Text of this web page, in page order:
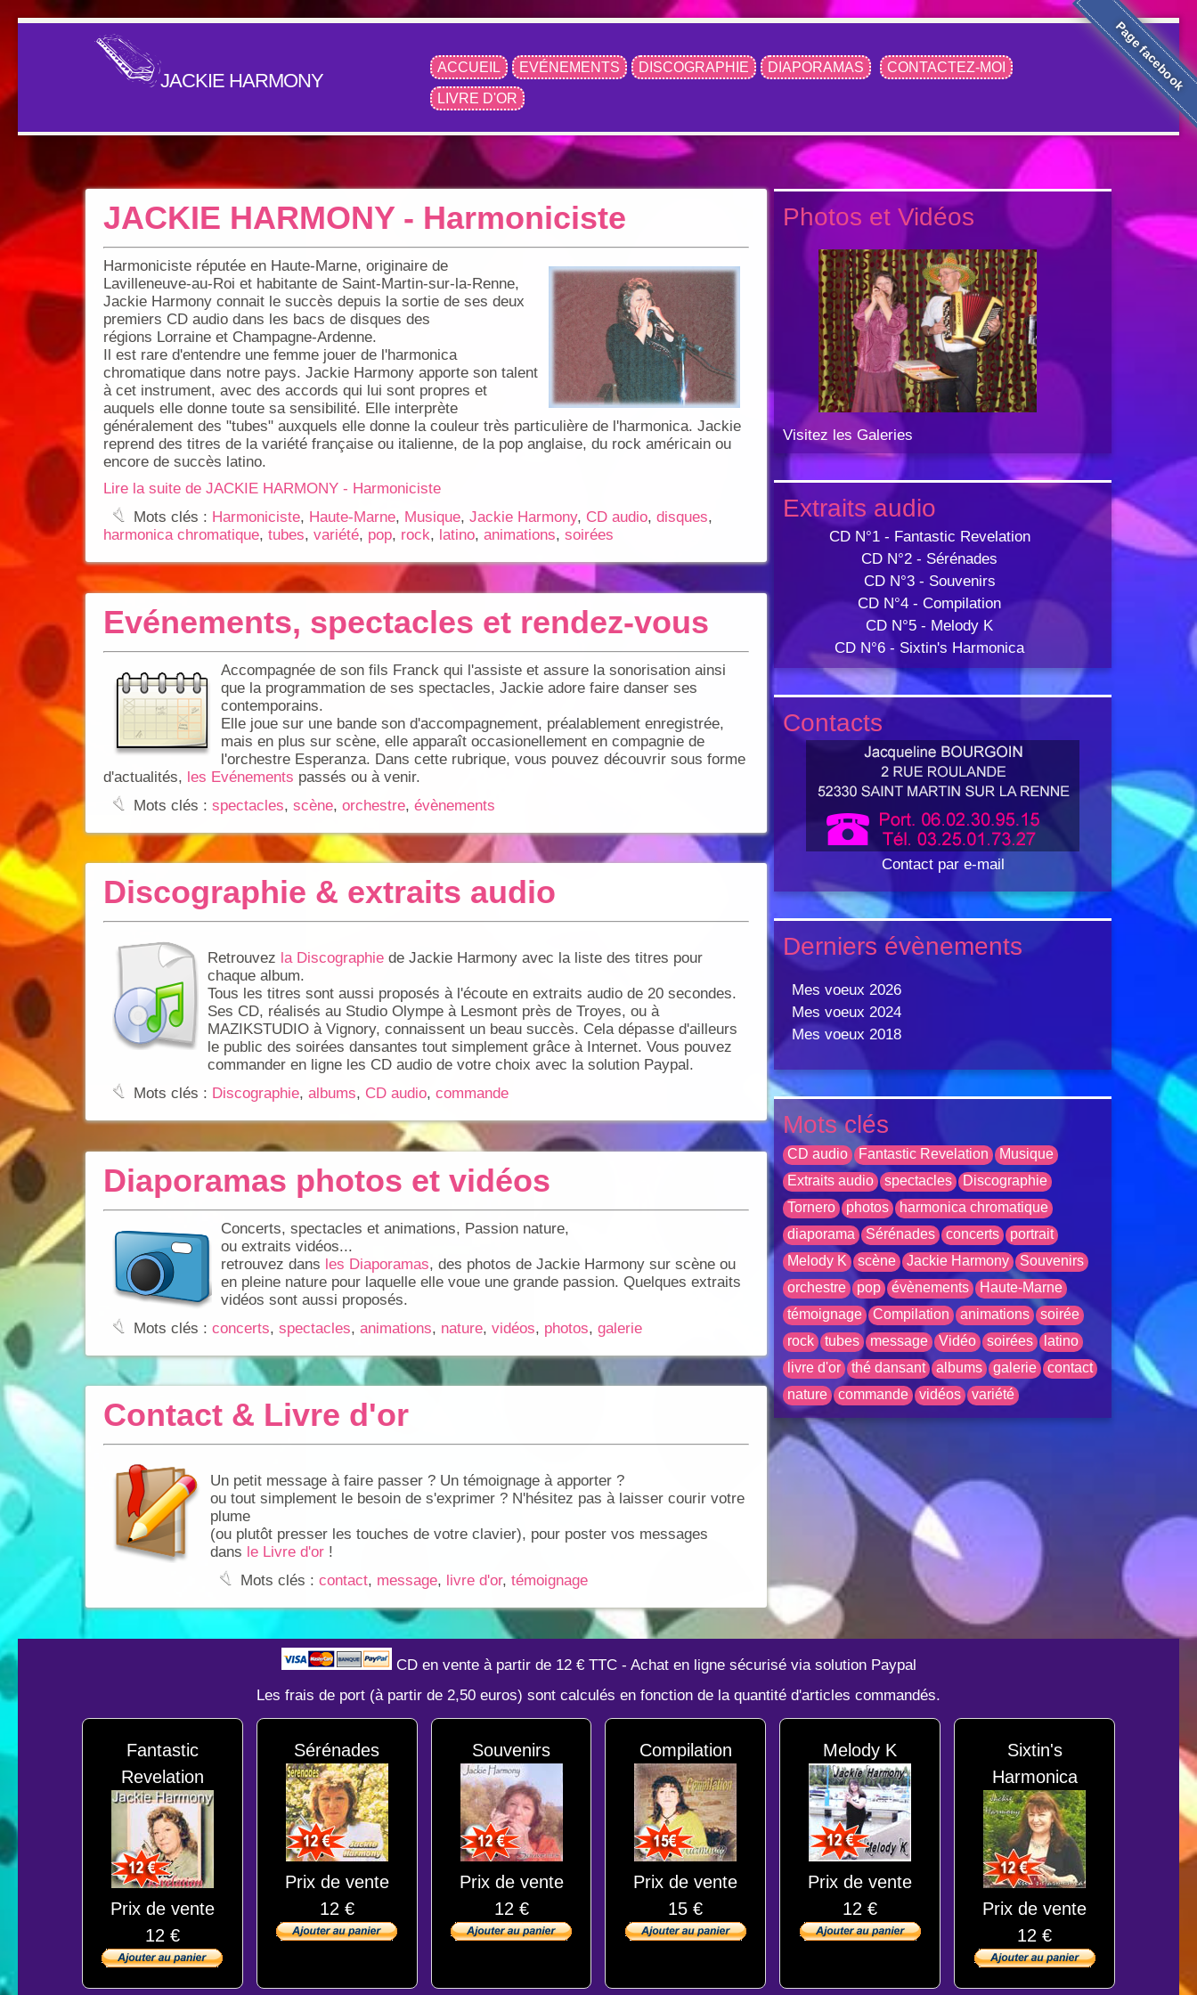
JACKIE HARMONY
ACCUEIL EVÉNEMENTS DISCOGRAPHIE DIAPORAMAS CONTACTEZ-MOI
LIVRE D'OR
JACKIE HARMONY - Harmoniciste
Harmoniciste réputée en Haute-Marne, originaire de
Lavilleneuve-au-Roi et habitante de Saint-Martin-sur-la-Renne,
Jackie Harmony connait le succès depuis la sortie de ses deux
premiers CD audio dans les bacs de disques des
régions Lorraine et Champagne-Ardenne.
Il est rare d'entendre une femme jouer de l'harmonica
chromatique dans notre pays. Jackie Harmony apporte son talent
à cet instrument, avec des accords qui lui sont propres et
auquels elle donne toute sa sensibilité. Elle interprète
généralement des "tubes" auxquels elle donne la couleur très particulière de l'harmonica. Jackie
reprend des titres de la variété française ou italienne, de la pop anglaise, du rock américain ou
encore de succès latino.
Lire la suite de JACKIE HARMONY - Harmoniciste
: Mots clés : Harmoniciste, Haute-Marne, Musique, Jackie Harmony, CD audio, disques,
harmonica chromatique, tubes, variété, pop, rock, latino, animations, soirées
Evénements, spectacles et rendez-vous
Accompagnée de son fils Franck qui l'assiste et assure la sonorisation ainsi
que la programmation de ses spectacles, Jackie adore faire danser ses
contemporains.
Elle joue sur une bande son d'accompagnement, préalablement enregistrée,
mais en plus sur scène, elle apparaît occasionellement en compagnie de
l'orchestre Esperanza. Dans cette rubrique, vous pouvez découvrir sous forme
d'actualités, les Evénements passés ou à venir.
: Mots clés : spectacles, scène, orchestre, évènements
Discographie & extraits audio
Retrouvez la Discographie de Jackie Harmony avec la liste des titres pour
chaque album.
Tous les titres sont aussi proposés à l'écoute en extraits audio de 20 secondes.
Ses CD, réalisés au Studio Olympe à Lesmont près de Troyes, ou à
MAZIKSTUDIO à Vignory, connaissent un beau succès. Cela dépasse d'ailleurs
le public des soirées dansantes tout simplement grâce à Internet. Vous pouvez
commander en ligne les CD audio de votre choix avec la solution Paypal.
: Mots clés : Discographie, albums, CD audio, commande
Diaporamas photos et vidéos
Concerts, spectacles et animations, Passion nature,
ou extraits vidéos...
retrouvez dans les Diaporamas, des photos de Jackie Harmony sur scène ou
en pleine nature pour laquelle elle voue une grande passion. Quelques extraits
vidéos sont aussi proposés.
: Mots clés : concerts, spectacles, animations, nature, vidéos, photos, galerie
Contact & Livre d'or
Un petit message à faire passer ? Un témoignage à apporter ?
ou tout simplement le besoin de s'exprimer ? N'hésitez pas à laisser courir votre
plume
(ou plutôt presser les touches de votre clavier), pour poster vos messages
dans le Livre d'or !
: Mots clés : contact, message, livre d'or, témoignage
Photos et Vidéos
Visitez les Galeries
Extraits audio
CD N°1 - Fantastic Revelation
CD N°2 - Sérénades
CD N°3 - Souvenirs
CD N°4 - Compilation
CD N°5 - Melody K
CD N°6 - Sixtin's Harmonica
Contacts
Contact par e-mail
Derniers évènements
Mes voeux 2026
Mes voeux 2024
Mes voeux 2018
Mots clés
CD audio Fantastic Revelation
Musique
Extraits audio
spectacles
Discographie
Tornero
photos
harmonica chromatique
diaporama
Sérénades concerts
portrait
Melody K
scène Jackie Harmony
Souvenirs
orchestre
pop évènements
Haute-Marne
témoignage
Compilation animations
soirée
rock
tubes message Vidéo soirées
latino
livre d'or
thé dansant albums galerie
contact
nature
commande vidéos variété
CD en vente à partir de 12 € TTC - Achat en ligne sécurisé via solution Paypal
Les frais de port (à partir de 2,50 euros) sont calculés en fonction de la quantité d'articles commandés.
Fantastic
Revelation
Prix de vente
12 €
Sérénades
Prix de vente
12 €
Souvenirs
Prix de vente
12 €
Compilation
Prix de vente
15 €
Melody K
Prix de vente
12 €
Sixtin's
Harmonica
Prix de vente
12 €
Page facebook